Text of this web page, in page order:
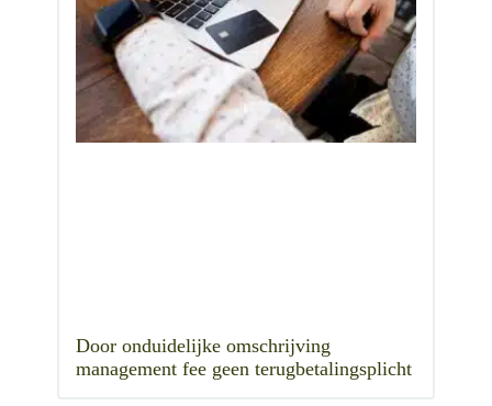
Door onduidelijke omschrijving
management fee geen terugbetalingsplicht